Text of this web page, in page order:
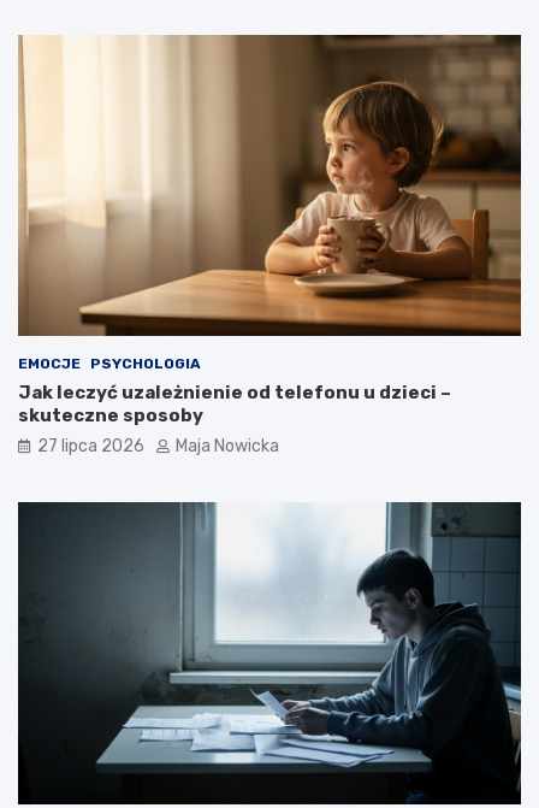
EMOCJE PSYCHOLOGIA
Jak leczyć uzależnienie od telefonu u dzieci –
skuteczne sposoby
27 lipca 2026 Maja Nowicka